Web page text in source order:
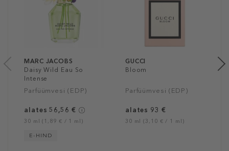
MARC JACOBS
Daisy Wild Eau So
Intense
Parfüümvesi (EDP)
alates 56,56 €
30 ml (1,89 € / 1 ml)
E-HIND
GUCCI
Bloom
Parfüümvesi (EDP)
alates 93 €
30 ml (3,10 € / 1 ml)